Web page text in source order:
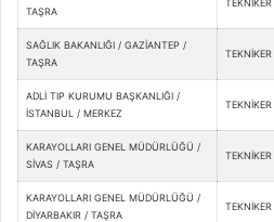
TAŞRA
TEKNİKER
SAĞLIK BAKANLIĞI / GAZİANTEP /
TAŞRA
TEKNİKER
ADLİ TIP KURUMU BAŞKANLIĞI /
İSTANBUL / MERKEZ
TEKNİKER
KARAYOLLARI GENEL MÜDÜRLÜĞÜ /
SİVAS / TAŞRA
TEKNİKER
KARAYOLLARI GENEL MÜDÜRLÜĞÜ /
DİYARBAKIR / TAŞRA
TEKNİKER